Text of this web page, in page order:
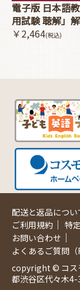
電子版 日本語
用試験 聴解」
￥2,464(税込)
配送と返品につい
ご利用規約 ｜ 特
お問い合わせ ｜
よくあるご質問（
copyright © コス
都渋谷区代々木